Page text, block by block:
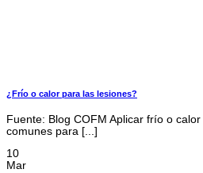
¿Frío o calor para las lesiones?
Fuente: Blog COFM Aplicar frío o
comunes para [...]
10
Mar